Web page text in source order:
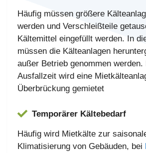
Häufig müssen größere
werden und Verschleißteile
Kältemittel eingefüllt werden. In
müssen die Kälteanlagen
außer Betrieb genommen werden.
Ausfallzeit wird eine
Überbrückung gemietet
Temporärer Kältebedarf
Häufig wird Mietkälte zur
Klimatisierung von Gebäuden, bei